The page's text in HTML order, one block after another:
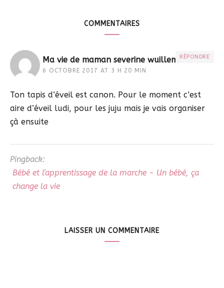
COMMENTAIRES
Ma vie de maman severine wuillemier
6 OCTOBRE 2017 AT 3 H 20 MIN
RÉPONDRE
Ton tapis d’éveil est canon. Pour le moment c’est
aire d’éveil ludi, pour les juju mais je vais organiser
çà ensuite
Pingback:
Bébé et l'apprentissage de la marche - Un bébé, ça
change la vie
LAISSER UN COMMENTAIRE